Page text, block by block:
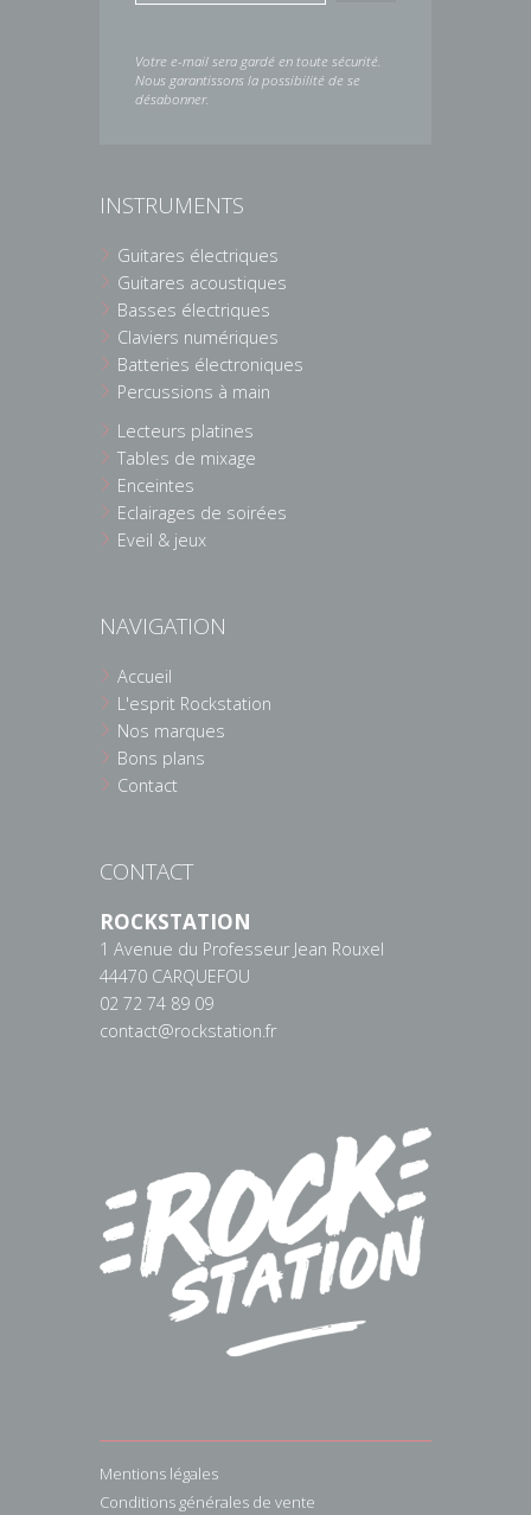
Votre e-mail sera gardé en toute sécurité.
Nous garantissons la possibilité de se
désabonner.
INSTRUMENTS
Guitares électriques
Guitares acoustiques
Basses électriques
Claviers numériques
Batteries électroniques
Percussions à main
Lecteurs platines
Tables de mixage
Enceintes
Eclairages de soirées
Eveil & jeux
NAVIGATION
Accueil
L'esprit Rockstation
Nos marques
Bons plans
Contact
CONTACT
ROCKSTATION
1 Avenue du Professeur Jean Rouxel
44470 CARQUEFOU
02 72 74 89 09
contact@rockstation.fr
Mentions légales
Conditions générales de vente